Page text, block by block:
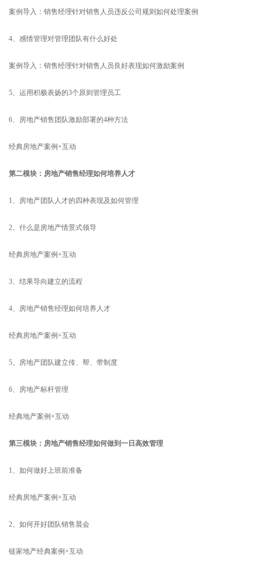
案例导入：销售经理针对销售人员违反公司规则如何处理案例
4、感情管理对管理团队有什么好处
案例导入：销售经理针对销售人员良好表现如何激励案例
5、运用积极表扬的3个原则管理员工
6、房地产销售团队激励部署的4种方法
经典房地产案例+互动
第二模块：房地产销售经理如何培养人才
1、房地产团队人才的四种表现及如何管理
2、什么是房地产情景式领导
经典房地产案例+互动
3、结果导向建立的流程
4、房地产销售经理如何培养人才
经典房地产案例+互动
5、房地产团队建立传、帮、带制度
6、房地产标杆管理
经典地产案例+互动
第三模块：房地产销售经理如何做到一日高效管理
1、如何做好上班前准备
经典房地产案例+互动
2、如何开好团队销售晨会
链家地产经典案例+互动